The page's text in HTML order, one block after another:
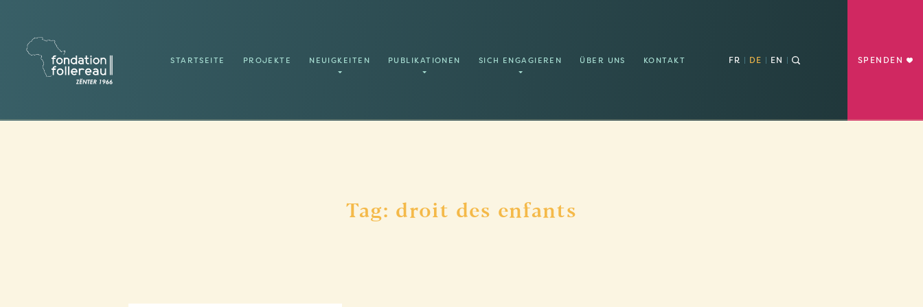
STARTSEITE PROJEKTE NEUIGKEITEN PUBLIKATIONEN SICH ENGAGIEREN ÜBER UNS KONTAKT FR DE EN SPENDEN
Tag: droit des enfants